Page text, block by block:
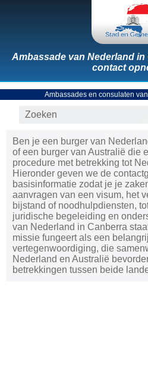
Ambassade van Nederland
contact
Ambassades en consulaten
Ben je een burger van
of een burger van Australië die
procedure met betrekking tot
Hieronder geven we de
basisinformatie zodat je je
aanvragen van een visum, het
bijstand of noodhulpdiensten,
juridische begeleiding en
van Nederland in Canberra
missie fungeert als een
vertegenwoordiging, die
Nederland en Australië
betrekkingen tussen beide